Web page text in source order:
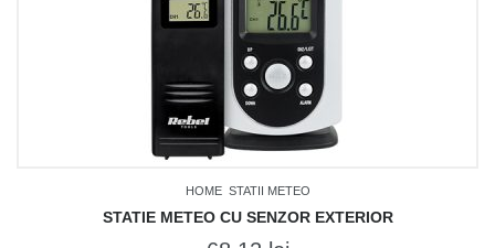
HOME STATII METEO
STATIE METEO CU SENZOR EXTERIOR